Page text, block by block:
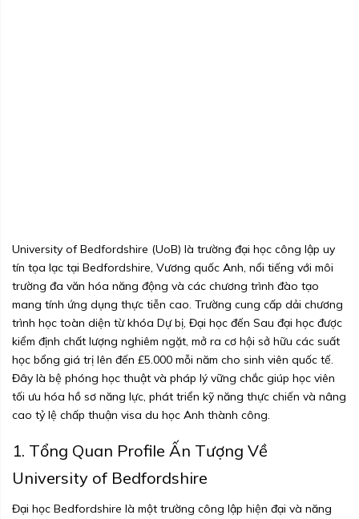
University of Bedfordshire (UoB) là trường đại học công lập uy
tín tọa lạc tại Bedfordshire, Vương quốc Anh, nổi tiếng với môi
trường đa văn hóa năng động và các chương trình đào tạo
mang tính ứng dụng thực tiễn cao. Trường cung cấp dải chương
trình học toàn diện từ khóa Dự bị, Đại học đến Sau đại học được
kiểm định chất lượng nghiêm ngặt, mở ra cơ hội sở hữu các suất
học bổng giá trị lên đến £5.000 mỗi năm cho sinh viên quốc tế.
Đây là bệ phóng học thuật và pháp lý vững chắc giúp học viên
tối ưu hóa hồ sơ năng lực, phát triển kỹ năng thực chiến và nâng
cao tỷ lệ chấp thuận visa du học Anh thành công.
1. Tổng Quan Profile Ấn Tượng Về
University of Bedfordshire
Đại học Bedfordshire là một trường công lập hiện đại và năng